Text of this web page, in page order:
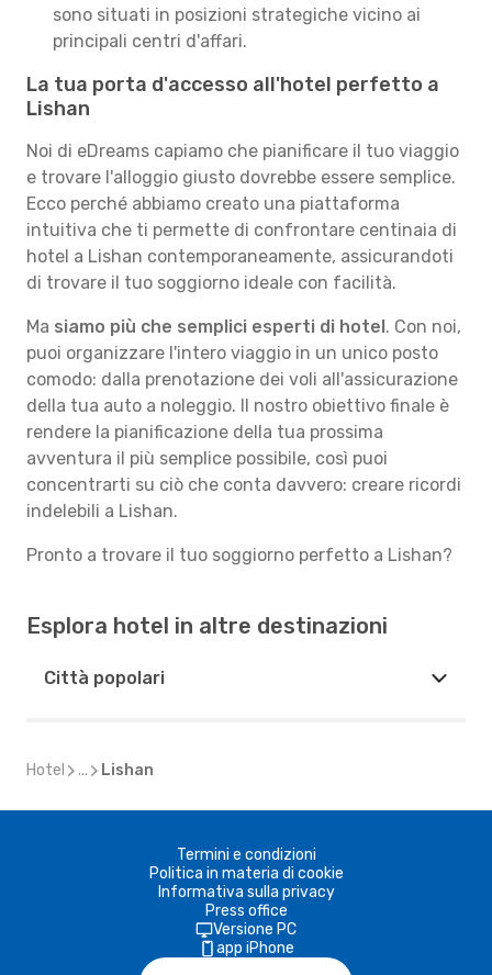
sono situati in posizioni strategiche vicino ai
principali centri d'affari.
La tua porta d'accesso all'hotel perfetto a
Lishan
Noi di eDreams capiamo che pianificare il tuo viaggio
e trovare l'alloggio giusto dovrebbe essere semplice.
Ecco perché abbiamo creato una piattaforma
intuitiva che ti permette di confrontare centinaia di
hotel a Lishan contemporaneamente, assicurandoti
di trovare il tuo soggiorno ideale con facilità.
Ma siamo più che semplici esperti di hotel. Con noi,
puoi organizzare l'intero viaggio in un unico posto
comodo: dalla prenotazione dei voli all'assicurazione
della tua auto a noleggio. Il nostro obiettivo finale è
rendere la pianificazione della tua prossima
avventura il più semplice possibile, così puoi
concentrarti su ciò che conta davvero: creare ricordi
indelebili a Lishan.
Pronto a trovare il tuo soggiorno perfetto a Lishan?
Esplora hotel in altre destinazioni
Città popolari
Hotel ... Lishan
Termini e condizioni
Politica in materia di cookie
Informativa sulla privacy
Press office
Versione PC
app iPhone